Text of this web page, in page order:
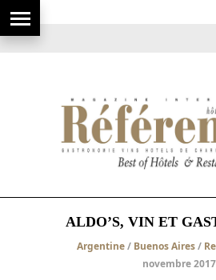
ALDO’S, VIN ET
Argentine/ Buenos Aires/
novembre 2017